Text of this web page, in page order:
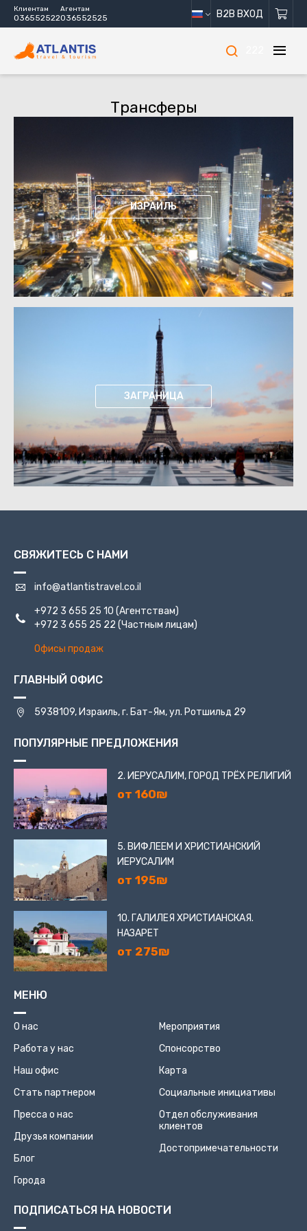
Клиентам
036552522
Агентам
036552525 B2B ВХОД
Трансферы
ИЗРАИЛЬ
ЗАГРАНИЦА
СВЯЖИТЕСЬ С НАМИ
info@atlantistravel.co.il
+972 3 655 25 10 (Агентствам)
+972 3 655 25 22 (Частным лицам)
Офисы продаж
ГЛАВНЫЙ ОФИС
5938109, Израиль, г. Бат-Ям, ул. Ротшильд 29
ПОПУЛЯРНЫЕ ПРЕДЛОЖЕНИЯ
2. ИЕРУСАЛИМ, ГОРОД ТРЁХ РЕЛИГИЙ
от 160₪
5. ВИФЛЕЕМ И ХРИСТИАНСКИЙ
ИЕРУСАЛИМ
от 195₪
10. ГАЛИЛЕЯ ХРИСТИАНСКАЯ.
НАЗАРЕТ
от 275₪
МЕНЮ
О нас
Работа у нас
Наш офис
Стать партнером
Пресса о нас
Друзья компании
Блог
Города
Мероприятия
Спонсорство
Карта
Социальные инициативы
Отдел обслуживания
клиентов
Достопримечательности
ПОДПИСАТЬСЯ НА НОВОСТИ